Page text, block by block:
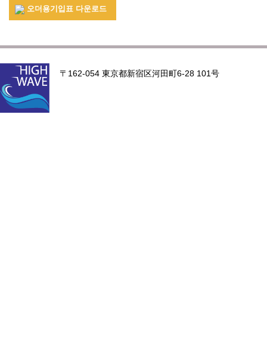
오더용기입표 다운로드
〒162-054 東京都新宿区河田町6-28 101号